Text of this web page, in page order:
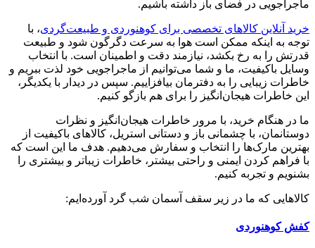
ماجراجویی در فضای باز داشته باشیم.
خرید آنلاین کالاهای تخصصی برای کوهنوردی و طبیعت‌گردی، با
توجه به اینکه ممکن است هوا به سرعت دگرگون شود و طبیعت
قدرتش را به رخ بکشد، نیازمند دقت و اطمینان است. با انتخاب
وسایل باکیفیت، ما و شما می‌توانیم از ماجراجویی خود لذت ببریم و
خاطرات زیبایی را به دفترمان بیافزاییم. سپس در دیدار با یکدیگر،
این خاطرات هیجان‌انگیز را برای هم بازگو کنیم.
ما در هنگام خرید، با مرور خاطرات هیجان‌انگیز و نظرات
دوستانمان، با چشمانی باز و دستانی استریل، کالاهای باکیفیت از
بهترین مارک‌ها را انتخاب و سفارش می‌دهیم. هدف ما این است که
با فراهم کردن ایمنی و راحتی بیشتر، خاطرات زیباتر و بیشتری را
بشنویم و تجربه کنیم.
کالاهایی که ما در زیر سقف آسمان شب گرد آورده‌ایم:
کفش کوهنوردی